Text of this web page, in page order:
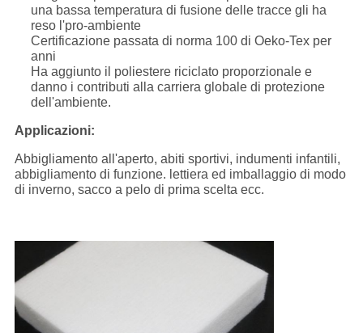
una bassa temperatura di fusione delle tracce gli ha
reso l'pro-ambiente
Certificazione passata di norma 100 di Oeko-Tex per
anni
Ha aggiunto il poliestere riciclato proporzionale e
danno i contributi alla carriera globale di protezione
dell'ambiente.
Applicazioni:
Abbigliamento all'aperto, abiti sportivi, indumenti infantili,
abbigliamento di funzione. lettiera ed imballaggio di modo
di inverno, sacco a pelo di prima scelta ecc.